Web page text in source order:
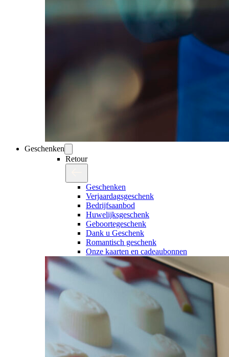
Geschenken
Retour
Geschenken
Verjaardagsgeschenk
Bedrijfsaanbod
Huwelijksgeschenk
Geboortegeschenk
Dank u Geschenk
Romantisch geschenk
Onze kaarten en cadeaubonnen